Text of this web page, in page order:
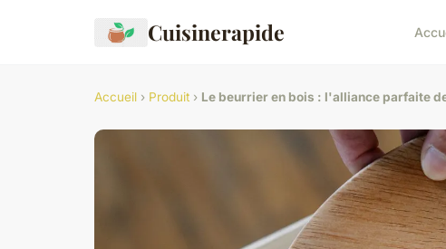
Cuisinerapide
Accueil › Produit › Le beurrier en bois : l'alliance parfaite